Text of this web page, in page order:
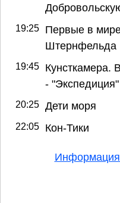
19:25
Первые в
Штернфельда
19:45
Кунсткамера.
- "Экспедиция"
20:25 Дети моря
22:05 Кон-Тики
Информация